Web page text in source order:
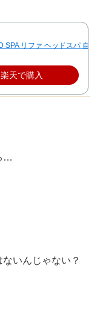
SPA リファ ヘッドスパ 自
楽天で購入
…
いんじゃない？